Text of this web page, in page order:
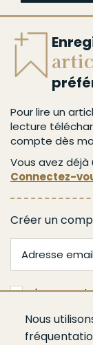
Nous
Pour lire un
lecture
compte dès
Vous avez
Connectez-
Créer un
J'accepte
Valider